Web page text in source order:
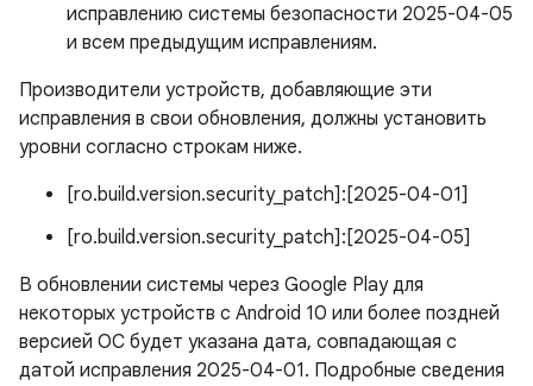
исправлению системы безопасности 2025-04-05
и всем предыдущим исправлениям.
Производители устройств, добавляющие эти
исправления в свои обновления, должны установить
уровни согласно строкам ниже.
[ro.build.version.security_patch]:[2025-04-01]
[ro.build.version.security_patch]:[2025-04-05]
В обновлении системы через Google Play для
некоторых устройств с Android 10 или более поздней
версией ОС будет указана дата, совпадающая с
датой исправления 2025-04-01. Подробные сведения